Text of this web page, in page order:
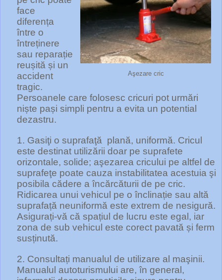
Aşezare cric
face
diferența
între o
întreținere
sau reparație
reușită și un
accident
tragic.
Persoanele care folosesc cricuri pot urmări
niște pași simpli pentru a evita un potential
dezastru.
1. Gasiţi o suprafaţă plană, uniformă. Cricul
este destinat utilizării doar pe suprafete
orizontale, solide; aşezarea cricului pe altfel de
suprafeţe poate cauza instabilitatea acestuia şi
posibila cădere a încărcăturii de pe cric.
Ridicarea unui vehicul pe o înclinație sau altă
suprafață neuniformă este extrem de nesigură.
Asigurați-vă că spațiul de lucru este egal, iar
zona de sub vehicul este corect pavată și ferm
susținută.
2. Consultați manualul de utilizare al maşinii.
Manualul autoturismului are, în general,